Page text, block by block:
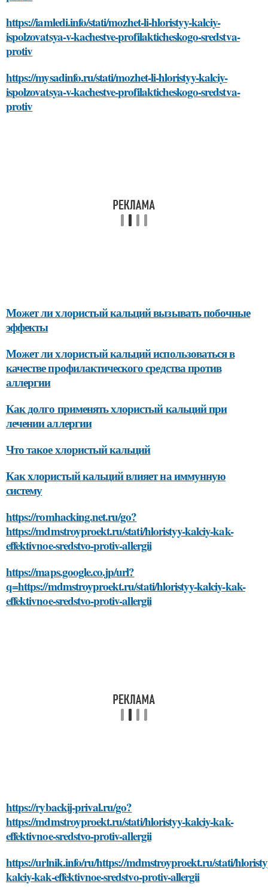
https://iamledi.info/stati/mozhet-li-hloristyy-kalciy-
ispolzovatsya-v-kachestve-profilakticheskogo-sredstva-
protiv
https://mysadinfo.ru/stati/mozhet-li-hloristyy-kalciy-
ispolzovatsya-v-kachestve-profilakticheskogo-sredstva-
protiv
Может ли хлористый кальций вызывать побочные
эффекты
Может ли хлористый кальций использоваться в
качестве профилактического средства против
аллергии
Как долго применять хлористый кальций при
лечении аллергии
Что такое хлористый кальций
Как хлористый кальций влияет на иммунную
систему
https://romhacking.net.ru/go?
https://mdmstroyproekt.ru/stati/hloristyy-kalciy-kak-
effektivnoe-sredstvo-protiv-allergii
https://maps.google.co.jp/url?
q=https://mdmstroyproekt.ru/stati/hloristyy-kalciy-kak-
effektivnoe-sredstvo-protiv-allergii
https://rybackij-prival.ru/go?
https://mdmstroyproekt.ru/stati/hloristyy-kalciy-kak-
effektivnoe-sredstvo-protiv-allergii
https://urlnik.info/ru/https://mdmstroyproekt.ru/stati/
kalciy-kak-effektivnoe-sredstvo-protiv-allergii